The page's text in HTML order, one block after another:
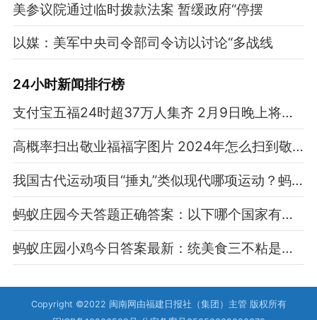
美参议院通过临时拨款法案 暂缓政府“停摆
以媒：美军中央司令部司令访以讨论“多战线
24小时新闻排行榜
支付宝五福24时超37万人集齐 2月9日晚上将开奖
高概率扫出敬业福福字图片 2024年怎么扫到敬业福福字原图
我国古代运动项目“捶丸”类似现代哪项运动？蚂蚁新村1.30今日答案最新
蚂蚁庄园今天答题正确答案：以下哪个国家有风车之国之称？荷兰还是丹麦
蚂蚁庄园小鸡今日答案最新：统美食三不粘是因为什么得名？
Copyright ©2022 闽南网由福建日报社（集团）主管 版权所有